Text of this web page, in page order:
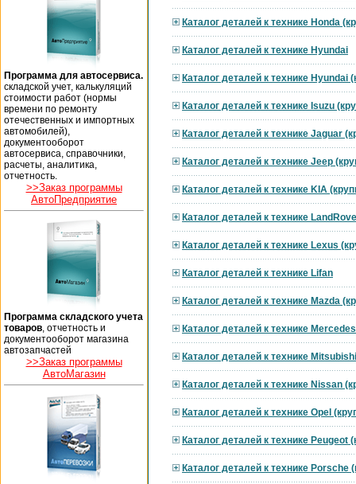
Программа для автосервиса.
складской учет, калькуляций
стоимости работ (нормы
времени по ремонту
отечественных и импортных
автомобилей),
документооборот
автосервиса, справочники,
расчеты, аналитика,
отчетность.
>>Заказ программы
АвтоПредприятие
Программа складского учета
товаров , отчетность и
документооборот магазина
автозапчастей
>>Заказ программы
АвтоМагазин
Каталог деталей к технике Honda
Каталог деталей к технике Hyundai
Каталог деталей к технике Hyundai
Каталог деталей к технике Isuzu
Каталог деталей к технике Jaguar
Каталог деталей к технике Jeep
Каталог деталей к технике KIA
Каталог деталей к технике
Каталог деталей к технике Lexus
Каталог деталей к технике Lifan
Каталог деталей к технике Mazda
Каталог деталей к технике
Каталог деталей к технике
Каталог деталей к технике Nissan
Каталог деталей к технике Opel
Каталог деталей к технике Peugeot
Каталог деталей к технике Porsche